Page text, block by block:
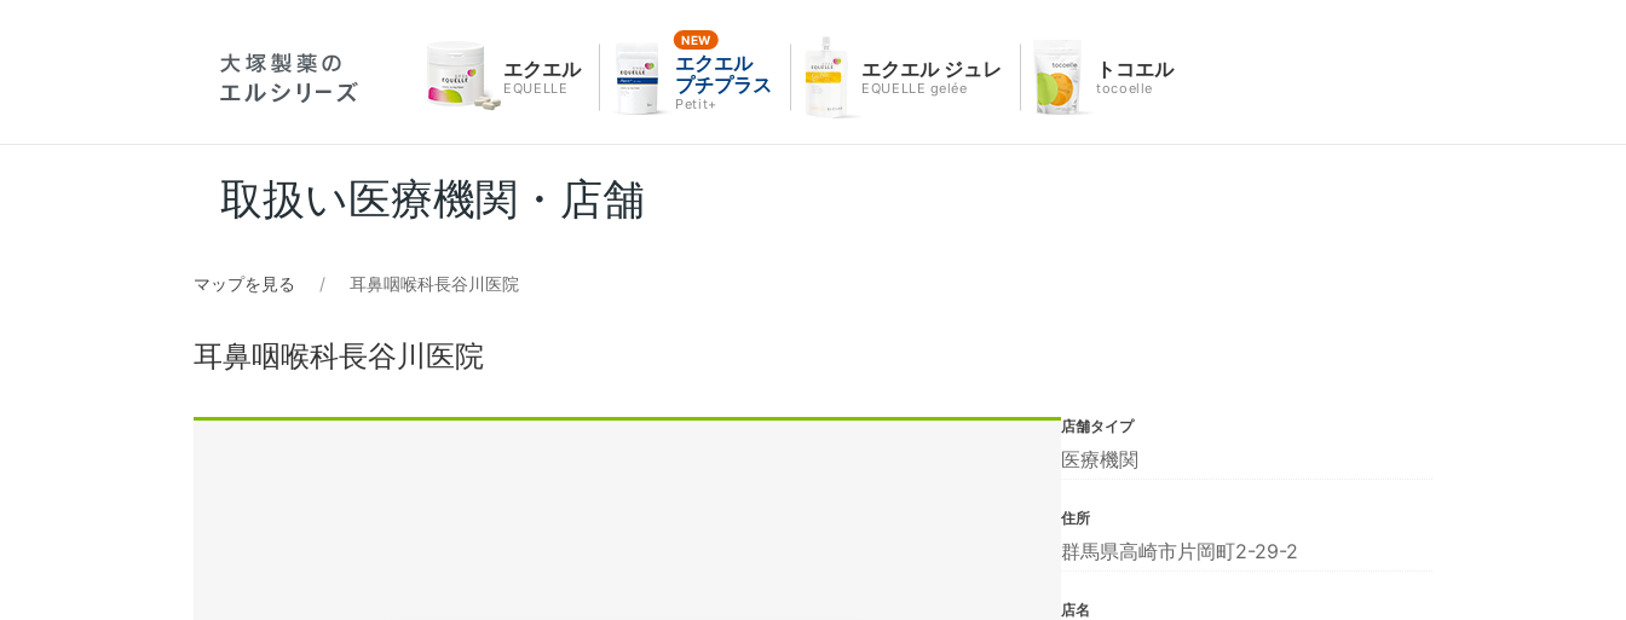
エクエル
EQUELLE
エクエル
プチプラス
Petit+
エクエル ジュレ
EQUELLE gelée
トコエル
tocoelle
取扱い医療機関・店舗
マップを見る 耳鼻咽喉科長谷川医院
耳鼻咽喉科長谷川医院
店舗タイプ
医療機関
住所
群馬県高崎市片岡町2-29-2
店名